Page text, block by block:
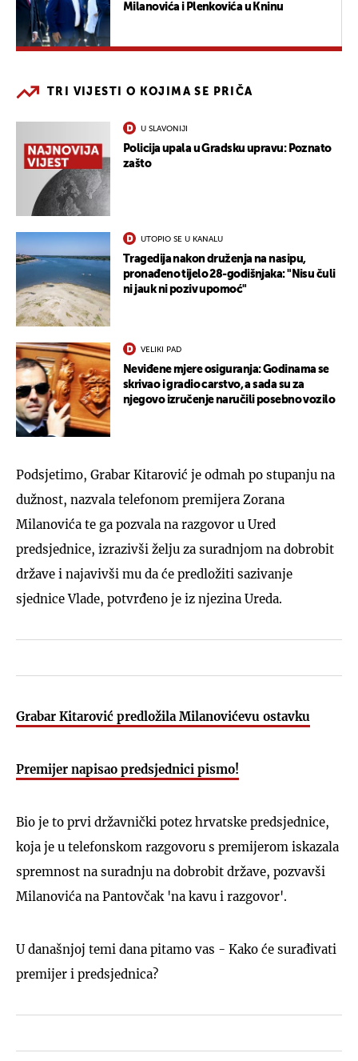
Milanovića i Plenkovića u Kninu
TRI VIJESTI O KOJIMA SE PRIČA
U SLAVONIJI
Policija upala u Gradsku upravu: Poznato
zašto
UTOPIO SE U KANALU
Tragedija nakon druženja na nasipu,
pronađeno tijelo 28-godišnjaka: "Nisu čuli
ni jauk ni poziv upomoć"
VELIKI PAD
Neviđene mjere osiguranja: Godinama se
skrivao i gradio carstvo, a sada su za
njegovo izručenje naručili posebno vozilo
Podsjetimo, Grabar Kitarović je odmah po stupanju na
dužnost, nazvala telefonom premijera Zorana
Milanovića te ga pozvala na razgovor u Ured
predsjednice, izrazivši želju za suradnjom na dobrobit
države i najavivši mu da će predložiti sazivanje
sjednice Vlade, potvrđeno je iz njezina Ureda.
Grabar Kitarović predložila Milanovićevu ostavku
Premijer napisao predsjednici pismo!
Bio je to prvi državnički potez hrvatske predsjednice,
koja je u telefonskom razgovoru s premijerom iskazala
spremnost na suradnju na dobrobit države, pozvavši
Milanovića na Pantovčak 'na kavu i razgovor'.
U današnjoj temi dana pitamo vas - Kako će surađivati
premijer i predsjednica?